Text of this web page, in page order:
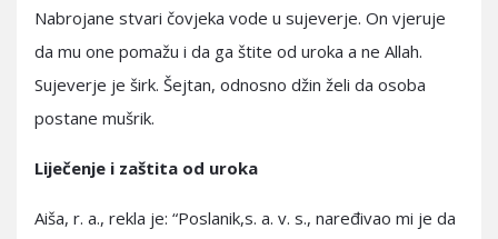
Nabrojane stvari čovjeka vode u sujeverje. On vjeruje
da mu one pomažu i da ga štite od uroka a ne Allah.
Sujeverje je širk. Šejtan, odnosno džin želi da osoba
postane mušrik.
Liječenje i zaštita od uroka
Aiša, r. a., rekla je: “Poslanik,s. a. v. s., naređivao mi je da